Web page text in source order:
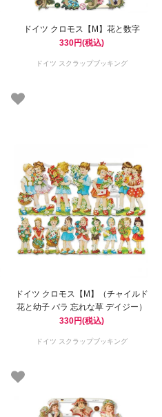
ドイツ クロモス【M】花と数字
330円(税込)
ドイツ スクラップブッキング
ドイツ クロモス【M】（チャイルド
花と幼子 バラ 忘れな草 デイジー）
330円(税込)
ドイツ スクラップブッキング